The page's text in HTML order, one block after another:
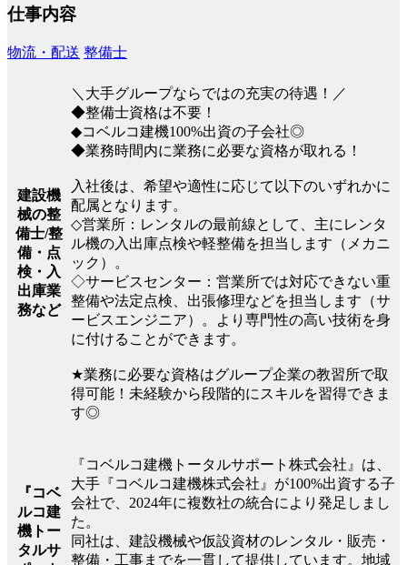
仕事内容
物流・配送 整備士
建設機
械の整
備士/整
備・点
検・入
出庫業
務など
＼大手グループならではの充実の待遇！／
◆整備士資格は不要！
◆コベルコ建機100%出資の子会社◎
◆業務時間内に業務に必要な資格が取れる！
入社後は、希望や適性に応じて以下のいずれかに
配属となります。
◇営業所：レンタルの最前線として、主にレンタ
ル機の入出庫点検や軽整備を担当します（メカニ
ック）。
◇サービスセンター：営業所では対応できない重
整備や法定点検、出張修理などを担当します（サ
ービスエンジニア）。より専門性の高い技術を身
に付けることができます。
★業務に必要な資格はグループ企業の教習所で取
得可能！未経験から段階的にスキルを習得できま
す◎
『コベ
ルコ建
機トー
タルサ
『コベルコ建機トータルサポート株式会社』は、
大手『コベルコ建機株式会社』が100%出資する子
会社で、2024年に複数社の統合により発足しまし
た。
同社は、建設機械や仮設資材のレンタル・販売・
整備・工事までを一貫して提供しています。地域